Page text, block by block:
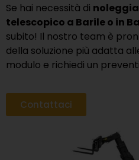
Se hai necessità di
telescopico a Barile o in
subito! Il nostro team è
della soluzione più adatta
modulo e richiedi un
Contattaci